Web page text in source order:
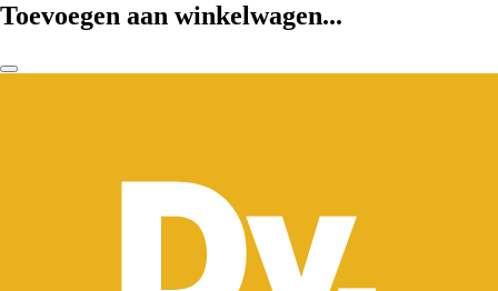
Toevoegen aan winkelwagen...